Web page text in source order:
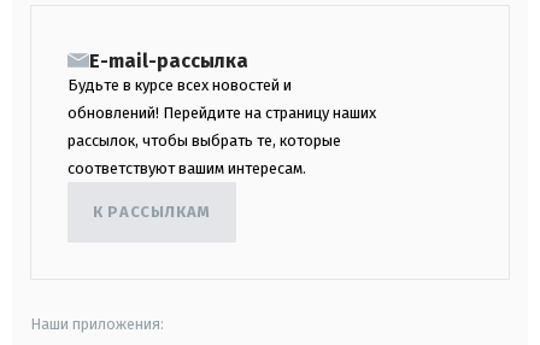
E-mail-рассылка
Будьте в курсе всех новостей и
обновлений! Перейдите на страницу наших
рассылок, чтобы выбрать те, которые
соответствуют вашим интересам.
К РАССЫЛКАМ
Наши приложения: